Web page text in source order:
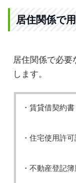
居住関係で
居住関係で必要
します。
・賃貸借契約書
・住宅使用許
・不動産登記